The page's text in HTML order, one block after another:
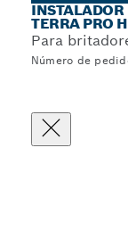
INSTALADOR
TERRA PRO
Para
Número de